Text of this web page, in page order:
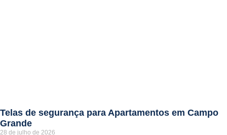
Telas de segurança para Apartamentos em Campo
Grande
28 de julho de 2026